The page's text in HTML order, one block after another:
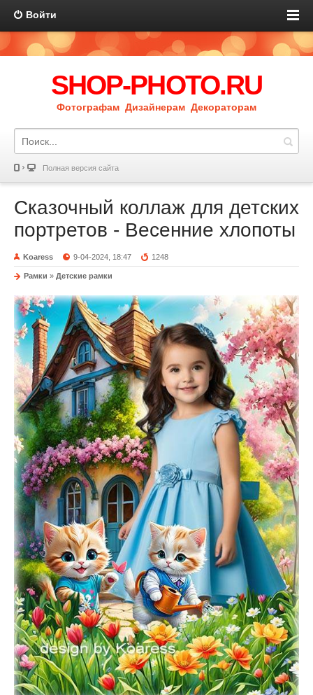
Войти
SHOP-PHOTO.RU
Фотографам Дизайнерам Декораторам
Полная версия сайта
Сказочный коллаж для детских
портретов - Весенние хлопоты
Koaress 9-04-2024, 18:47 1248
Рамки » Детские рамки